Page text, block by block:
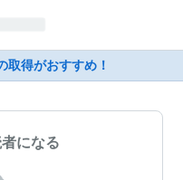
取得がおすすめ！
になる